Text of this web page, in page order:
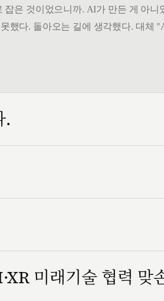
잡은 것이었으니까. AI가 만든 게 아
했다. 돌아오는 길에 생각했다. 대체
.
미래기술 협력 맞